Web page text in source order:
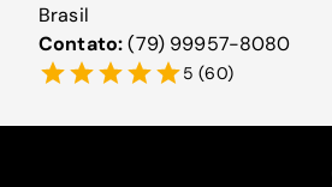
Brasil
Contato:(79) 99957-8080
5 (60)